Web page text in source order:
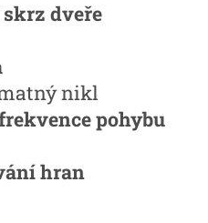
dveře
nikl
pohybu
hran